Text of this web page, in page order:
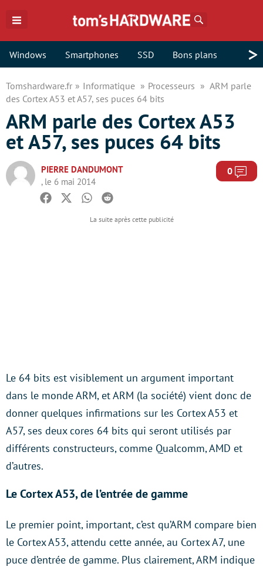
Windows Smartphones SSD Bons plans >
Tomshardware.fr Informatique Processeurs
ARM parle
des Cortex A53 et A57, ses puces 64 bits
ARM parle des Cortex A53
et A57, ses puces 64 bits
PIERRE DANDUMONT
, le 6 mai 2014
0
Facebook
TwitterWhatsapp
Reddit
Le 64 bits est visiblement un argument important
dans le monde ARM, et ARM (la société) vient donc de
donner quelques infirmations sur les Cortex A53 et
A57, ses deux cores 64 bits qui seront utilisés par
différents constructeurs, comme Qualcomm, AMD et
d’autres.
Le Cortex A53, de l’entrée de gamme
Le premier point, important, c’est qu’ARM compare bien
le Cortex A53, attendu cette année, au Cortex A7, une
puce d’entrée de gamme. Plus clairement, ARM indique